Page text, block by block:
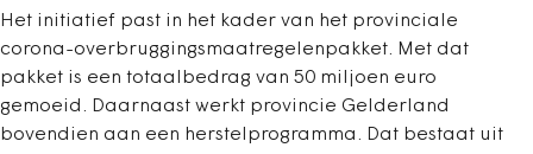
Het initiatief past in het kader van het provinciale
corona-overbruggingsmaatregelenpakket. Met dat
pakket is een totaalbedrag van 50 miljoen euro
gemoeid. Daarnaast werkt provincie Gelderland
bovendien aan een herstelprogramma. Dat bestaat uit